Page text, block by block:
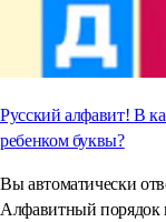
Русский алфавит! В
ребенком буквы?
Вы автоматически
Алфавитный порядок